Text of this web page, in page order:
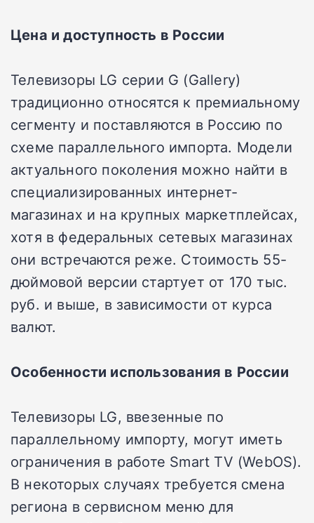
Цена и доступность в России
Телевизоры LG серии G (Gallery)
традиционно относятся к премиальному
сегменту и поставляются в Россию по
схеме параллельного импорта. Модели
актуального поколения можно найти в
специализированных интернет-
магазинах и на крупных маркетплейсах,
хотя в федеральных сетевых магазинах
они встречаются реже. Стоимость 55-
дюймовой версии стартует от 170 тыс.
руб. и выше, в зависимости от курса
валют.
Особенности использования в России
Телевизоры LG, ввезенные по
параллельному импорту, могут иметь
ограничения в работе Smart TV (WebOS).
В некоторых случаях требуется смена
региона в сервисном меню для